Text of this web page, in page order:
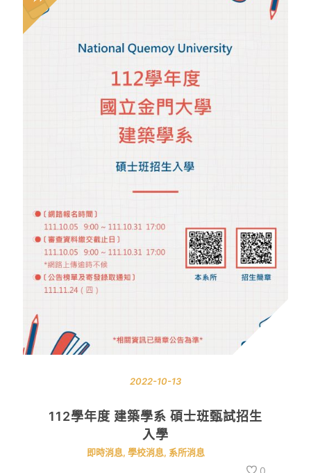
2022-10-13
112學年度 建築學系 碩士班甄試招生
入學
即時消息, 學校消息, 系所消息